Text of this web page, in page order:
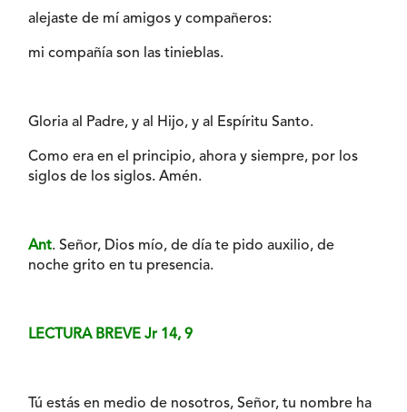
alejaste de mí amigos y compañeros:
mi compañía son las tinieblas.
Gloria al Padre, y al Hijo, y al Espíritu Santo.
Como era en el principio, ahora y siempre, por los
siglos de los siglos. Amén.
Ant. Señor, Dios mío, de día te pido auxilio, de
noche grito en tu presencia.
LECTURA BREVE Jr 14, 9
Tú estás en medio de nosotros, Señor, tu nombre ha